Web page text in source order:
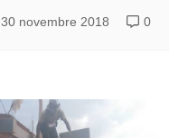
30 novembre 2018 0